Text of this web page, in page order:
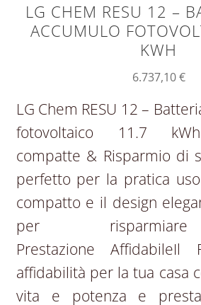
LG CHEM RESU 12 –
ACCUMULO
KWH
6.737,10€
LG Chem RESU 12 –
fotovoltaico 11.7
compatte & Risparmio di
perfetto per la pratica
compatto e il design
per
Prestazione AffidabileIl
affidabilità per la tua casa
vita e potenza e